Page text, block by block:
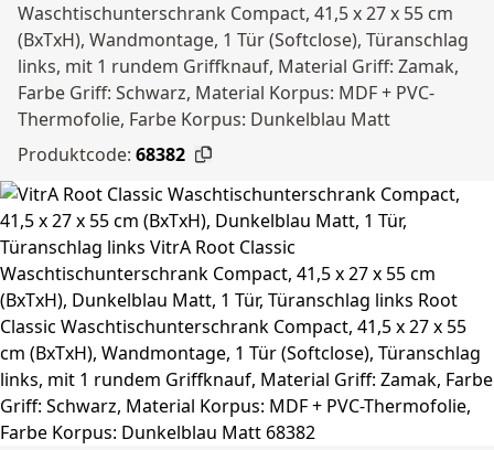
Waschtischunterschrank Compact, 41,5 x 27 x 55 cm
(BxTxH), Wandmontage, 1 Tür (Softclose), Türanschlag
links, mit 1 rundem Griffknauf, Material Griff: Zamak,
Farbe Griff: Schwarz, Material Korpus: MDF + PVC-
Thermofolie, Farbe Korpus: Dunkelblau Matt
Produktcode: 68382